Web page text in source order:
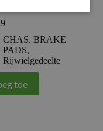
CHAS. BRAKE
PADS,
Rijwielgedeelte
toe